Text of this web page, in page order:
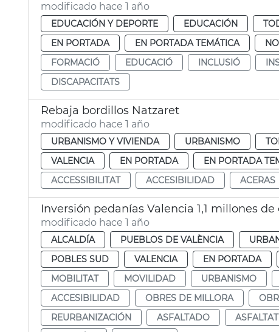
modificado hace 1 año
EDUCACIÓN Y DEPORTE EDUCACIÓN
EN PORTADA
EN PORTADA TEMÁTICA
FORMACIÓ
EDUCACIÓ INCLUSIÓ
DISCAPACITATS
Rebaja bordillos Natzaret
modificado hace 1 año
URBANISMO Y VIVIENDA URBANISMO
VALENCIA
EN PORTADA EN PORTADA
ACCESSIBILITAT
ACCESIBILIDAD ACERAS
Inversión pedanías Valencia 1,1 millones
modificado hace 1 año
ALCALDÍA PUEBLOS DE VALÈNCIA
POBLES SUD
VALENCIA EN PORTADA
MOBILITAT
MOVILIDAD URBANISMO
ACCESIBILIDAD
OBRES DE MILLORA
REURBANIZACIÓN
ASFALTADO ASFALTAT